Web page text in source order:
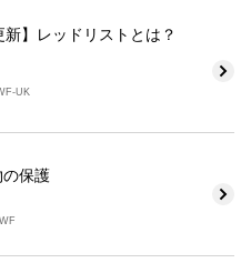
新】レッドリストとは？
UK
保護